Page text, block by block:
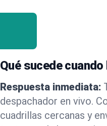
Qué sucede
Respuesta inmediata:
despachador en vivo.
cuadrillas cercanas y